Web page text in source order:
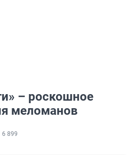
– роскошное
меломанов
6 899